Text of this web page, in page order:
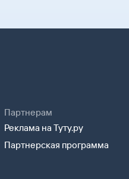
Партнерам
Реклама на Туту.ру
Партнерская программа